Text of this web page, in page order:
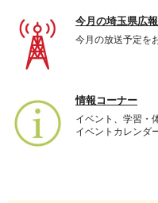
今月の埼玉県広
今月の放送予定を
情報コーナー
イベント、学習・
イベントカレンダ